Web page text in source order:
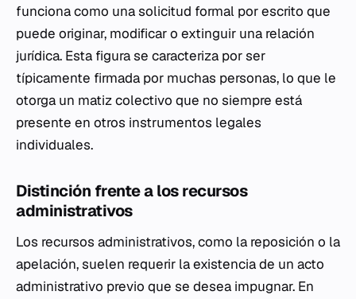
funciona como una solicitud formal por escrito que
puede originar, modificar o extinguir una relación
jurídica. Esta figura se caracteriza por ser
típicamente firmada por muchas personas, lo que le
otorga un matiz colectivo que no siempre está
presente en otros instrumentos legales
individuales.
Distinción frente a los recursos
administrativos
Los recursos administrativos, como la reposición o la
apelación, suelen requerir la existencia de un acto
administrativo previo que se desea impugnar. En